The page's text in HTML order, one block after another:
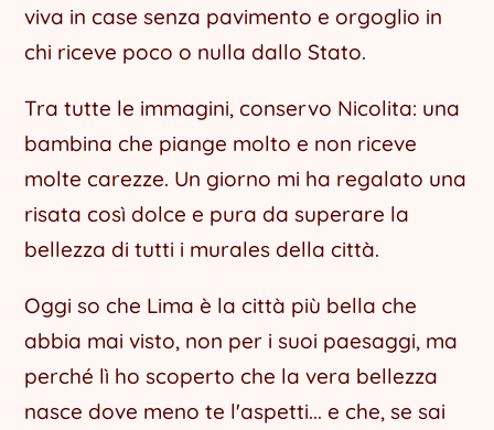
viva in case senza pavimento e orgoglio in
chi riceve poco o nulla dallo Stato.
Tra tutte le immagini, conservo Nicolita: una
bambina che piange molto e non riceve
molte carezze. Un giorno mi ha regalato una
risata così dolce e pura da superare la
bellezza di tutti i murales della città.
Oggi so che Lima è la città più bella che
abbia mai visto, non per i suoi paesaggi, ma
perché lì ho scoperto che la vera bellezza
nasce dove meno te l'aspetti... e che, se sai